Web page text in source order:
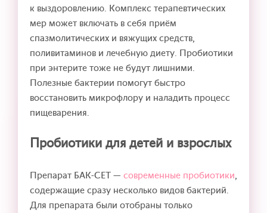
к выздоровлению. Комплекс терапевтических
мер может включать в себя приём
спазмолитических и вяжущих средств,
поливитаминов и лечебную диету. Пробиотики
при энтерите тоже не будут лишними.
Полезные бактерии помогут быстро
восстановить микрофлору и наладить процесс
пищеварения.
Пробиотики для детей и взрослых
Препарат БАК-СЕТ — современные пробиотики,
содержащие сразу несколько видов бактерий.
Для препарата были отобраны только